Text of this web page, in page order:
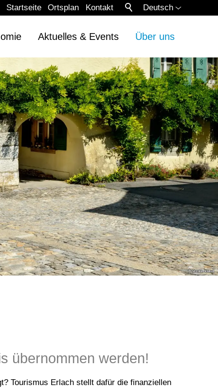
Deutsch
Startseite Ortsplan Kontakt
Aktuelles & Events Über uns
übernommen werden!
Tourismus Erlach stellt dafür die finanziellen